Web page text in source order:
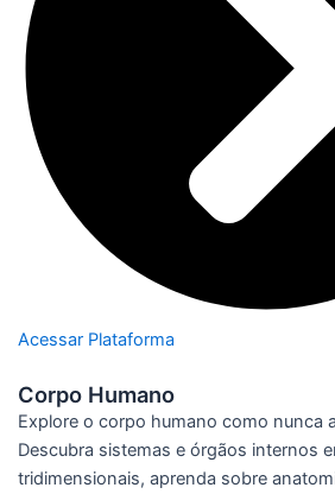
Acessar Plataforma
Corpo Humano
Explore o corpo humano como nunca
Descubra sistemas e órgãos internos
tridimensionais, aprenda sobre